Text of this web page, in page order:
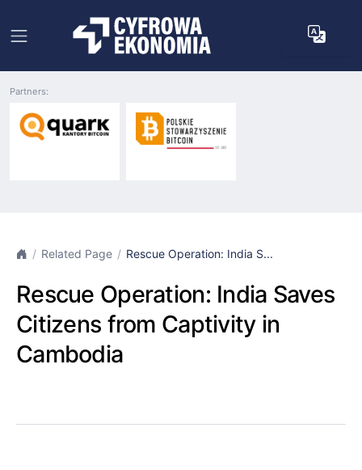
Partners:
Related Page Rescue Operation: India S...
Rescue Operation: India Saves
Citizens from Captivity in
Cambodia